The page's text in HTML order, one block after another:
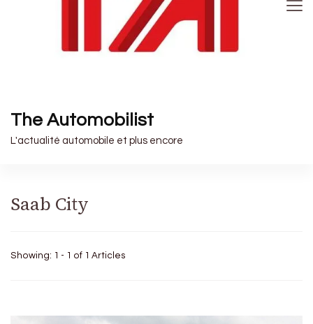
The Automobilist
L'actualité automobile et plus encore
Saab City
Showing: 1 - 1 of 1 Articles